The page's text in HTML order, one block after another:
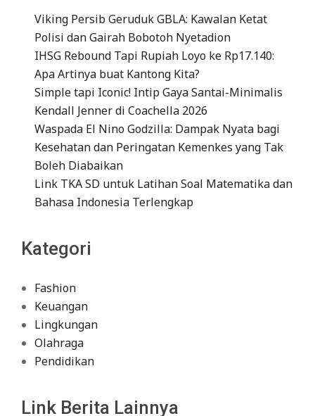
Viking Persib Geruduk GBLA: Kawalan Ketat
Polisi dan Gairah Bobotoh Nyetadion
IHSG Rebound Tapi Rupiah Loyo ke Rp17.140:
Apa Artinya buat Kantong Kita?
Simple tapi Iconic! Intip Gaya Santai-Minimalis
Kendall Jenner di Coachella 2026
Waspada El Nino Godzilla: Dampak Nyata bagi
Kesehatan dan Peringatan Kemenkes yang Tak
Boleh Diabaikan
Link TKA SD untuk Latihan Soal Matematika dan
Bahasa Indonesia Terlengkap
Kategori
Fashion
Keuangan
Lingkungan
Olahraga
Pendidikan
Link Berita Lainnya